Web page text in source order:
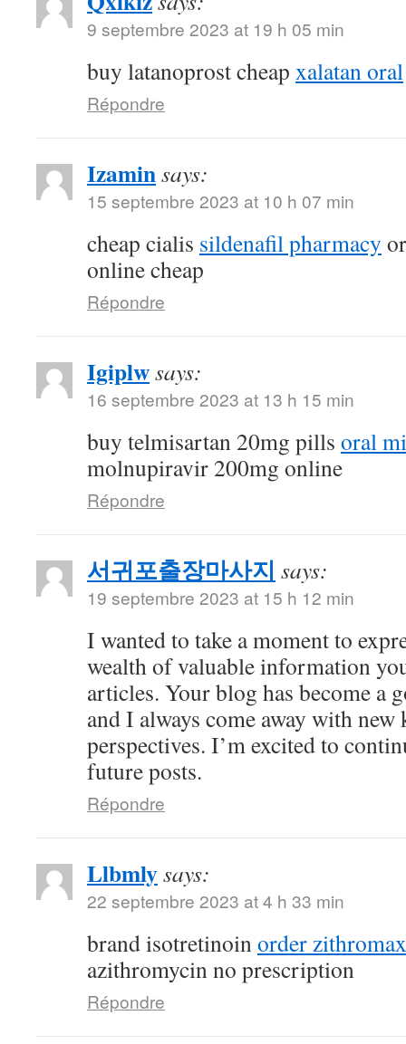
9 septembre 2023 at 19 h 05 min
buy latanoprost cheap xalatan oral
Répondre
Izaminsays:
15 septembre 2023 at 10 h 07 min
cheap cialis sildenafil pharmacy
online cheap
Répondre
Igiplwsays:
16 septembre 2023 at 13 h 15 min
buy telmisartan 20mg pills oral
molnupiravir 200mg online
Répondre
서귀포출장마사지 says:
19 septembre 2023 at 15 h 12 min
I wanted to take a moment to
wealth of valuable information
articles. Your blog has become a
and I always come away with
perspectives. I’m excited to
future posts.
Répondre
Llbmlysays:
22 septembre 2023 at 4 h 33 min
brand isotretinoinorder
azithromycin no prescription
Répondre